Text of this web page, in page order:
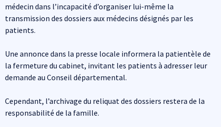
médecin dans l’incapacité d’organiser lui-même la
transmission des dossiers aux médecins désignés par les
patients.
Une annonce dans la presse locale informera la patientèle de
la fermeture du cabinet, invitant les patients à adresser leur
demande au Conseil départemental.
Cependant, l’archivage du reliquat des dossiers restera de la
responsabilité de la famille.